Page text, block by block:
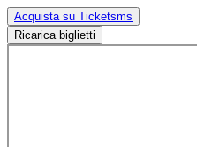
Acquista su Ticketsms
Ricarica biglietti